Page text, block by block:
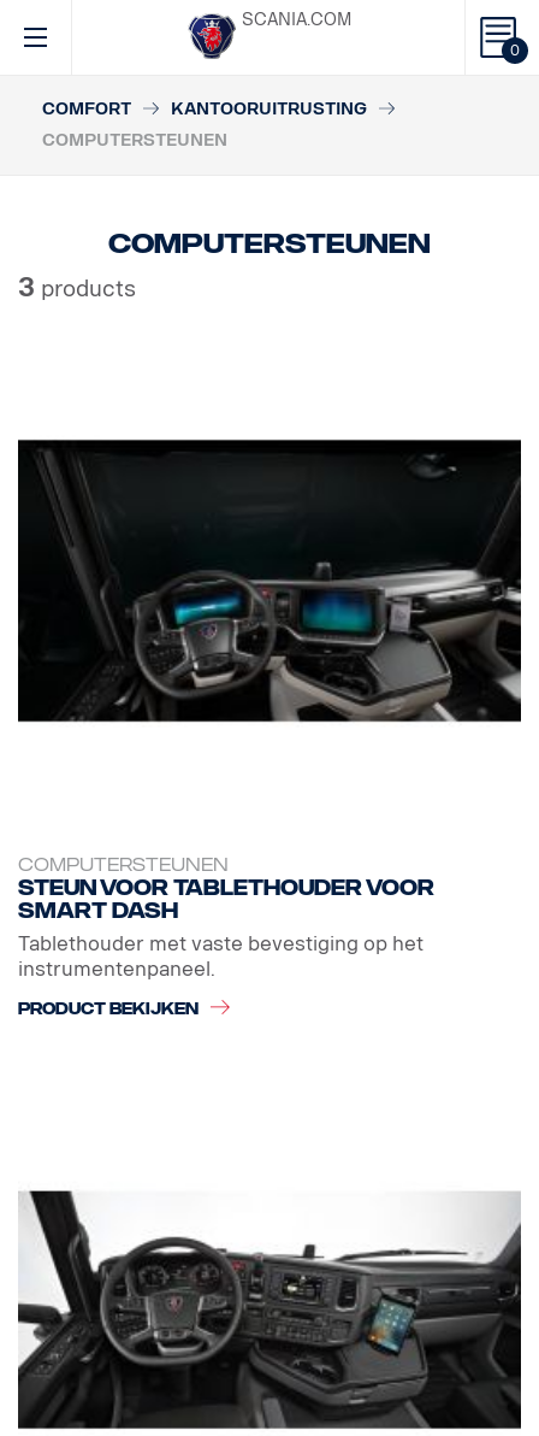
0
SCANIA.COM
COMFORT
KANTOORUITRUSTING
COMPUTERSTEUNEN
Computersteunen
3 products
COMPUTERSTEUNEN
Steun voor tablethouder voor
Smart Dash
Tablethouder met vaste bevestiging op het
instrumentenpaneel.
PRODUCT BEKIJKEN